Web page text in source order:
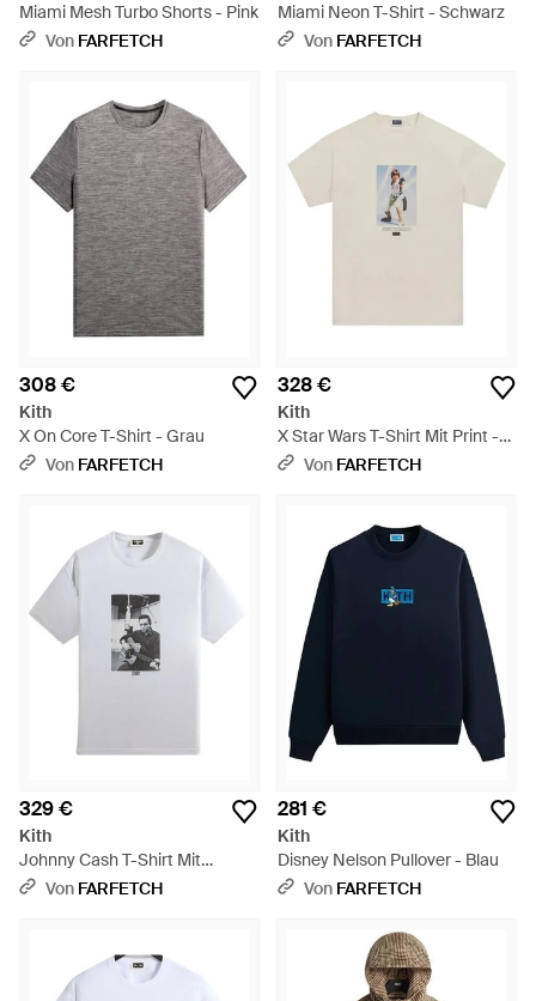
Miami Mesh Turbo Shorts - Pink
Von FARFETCH
Miami Neon T-Shirt - Schwarz
Von FARFETCH
308 €
Kith
X On Core T-Shirt - Grau
Von FARFETCH
328 €
Kith
X Star Wars T-Shirt Mit Print -
WeißVon FARFETCH
329 €
Kith
Johnny Cash T-Shirt Mit
Grafischem Print - Weiß
Von FARFETCH
281 €
Kith
Disney Nelson Pullover - Blau
Von FARFETCH